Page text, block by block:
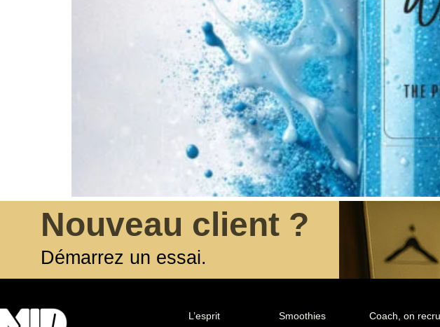
Nouveau client ?
Démarrez un essai.
START A TRIAL
L’esprit
Smoothies
Coach, on